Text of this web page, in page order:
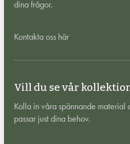
dina frågor.
Kontakta oss här
Vill du se vår
Kolla in våra spännande material
passar just dina behov.